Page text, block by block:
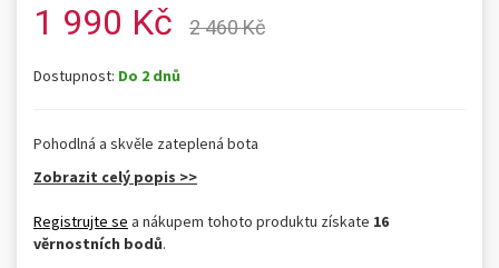
1 990 Kč 2 460 Kč
Dostupnost: Do 2 dnů
Pohodlná a skvěle zateplená bota
Zobrazit celý popis >>
Registrujte se a nákupem tohoto produktu získate 16
věrnostních bodů.